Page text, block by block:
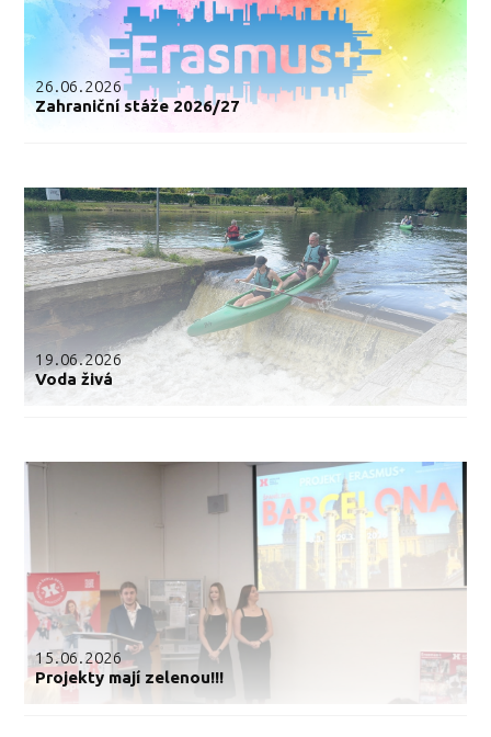
26.06.2026
Zahraniční stáže 2026/27
19.06.2026
Voda živá
15.06.2026
Projekty mají zelenou!!!